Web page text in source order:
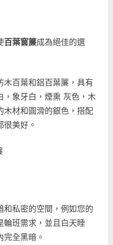
百葉窗簾成為絕佳的選
木百葉和鋁百葉簾，具有
，象牙白，煙熏 灰色，木
木材和圓滑的銀色，搭配
美好。
和私密的空間，例如您的
輪班需求，並且白天睡
完全黑暗。